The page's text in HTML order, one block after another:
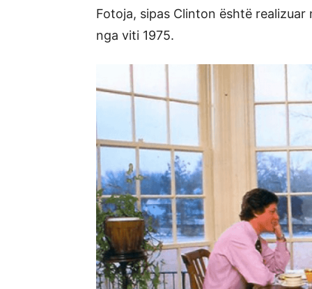
Fotoja, sipas Clinton është
nga viti 1975.